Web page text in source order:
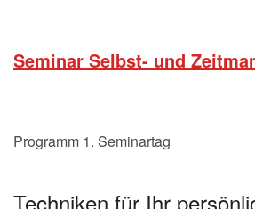
Seminar Selbst- und
Programm 1. Seminartag
Techniken für Ihr